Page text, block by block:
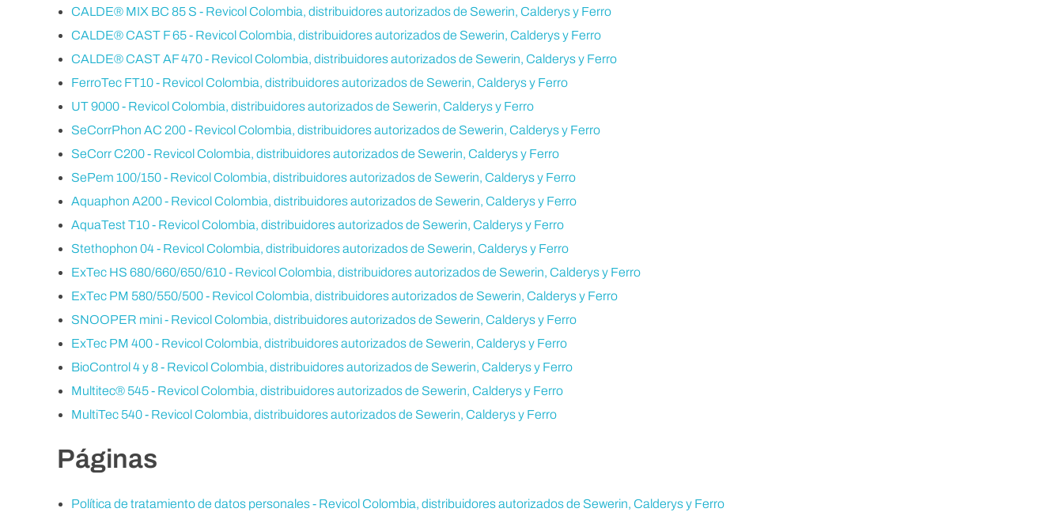
CALDE® MIX BC 85 S - Revicol Colombia, distribuidores autorizados de Sewerin, Calderys y Ferro
CALDE® CAST F 65 - Revicol Colombia, distribuidores autorizados de Sewerin, Calderys y Ferro
CALDE® CAST AF 470 - Revicol Colombia, distribuidores autorizados de Sewerin, Calderys y Ferro
FerroTec FT10 - Revicol Colombia, distribuidores autorizados de Sewerin, Calderys y Ferro
UT 9000 - Revicol Colombia, distribuidores autorizados de Sewerin, Calderys y Ferro
SeCorrPhon AC 200 - Revicol Colombia, distribuidores autorizados de Sewerin, Calderys y Ferro
SeCorr C200 - Revicol Colombia, distribuidores autorizados de Sewerin, Calderys y Ferro
SePem 100/150 - Revicol Colombia, distribuidores autorizados de Sewerin, Calderys y Ferro
Aquaphon A200 - Revicol Colombia, distribuidores autorizados de Sewerin, Calderys y Ferro
AquaTest T10 - Revicol Colombia, distribuidores autorizados de Sewerin, Calderys y Ferro
Stethophon 04 - Revicol Colombia, distribuidores autorizados de Sewerin, Calderys y Ferro
ExTec HS 680/660/650/610 - Revicol Colombia, distribuidores autorizados de Sewerin, Calderys y Ferro
ExTec PM 580/550/500 - Revicol Colombia, distribuidores autorizados de Sewerin, Calderys y Ferro
SNOOPER mini - Revicol Colombia, distribuidores autorizados de Sewerin, Calderys y Ferro
ExTec PM 400 - Revicol Colombia, distribuidores autorizados de Sewerin, Calderys y Ferro
BioControl 4 y 8 - Revicol Colombia, distribuidores autorizados de Sewerin, Calderys y Ferro
Multitec® 545 - Revicol Colombia, distribuidores autorizados de Sewerin, Calderys y Ferro
MultiTec 540 - Revicol Colombia, distribuidores autorizados de Sewerin, Calderys y Ferro
Páginas
Política de tratamiento de datos personales - Revicol Colombia, distribuidores autorizados de Sewerin, Calderys y Ferro